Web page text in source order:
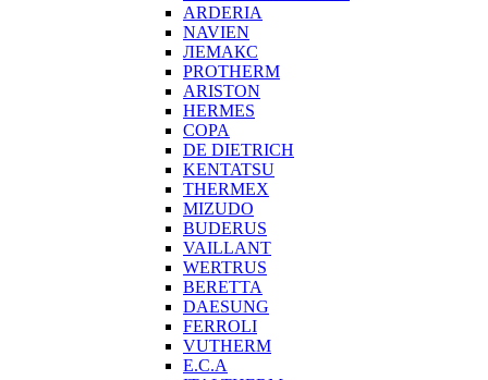
ARDERIA
NAVIEN
ЛЕМАКС
PROTHERM
ARISTON
HERMES
COPA
DE DIETRICH
KENTATSU
THERMEX
MIZUDO
BUDERUS
VAILLANT
WERTRUS
BERETTA
DAESUNG
FERROLI
VUTHERM
E.C.A